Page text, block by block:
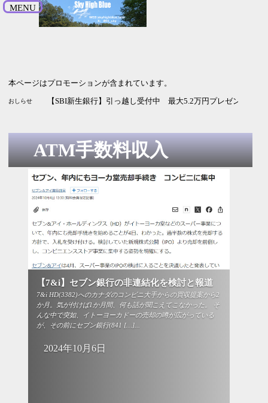
MENU
本ページはプロモーションが含まれています。
おしらせ 【SBI新生銀行】引っ越し受付中 最大5.2万円プレゼント 9
ATM手数料収入
【7&i】セブン銀行の非連結化を検討と報道
7&i HD(3382)へのカナダのコンビニ大手からの買収提案から2
か月。気が付けば1か月間、何も話が聞こえてこなかった。 そ
んな中で突如、イトーヨーカドーの売却の噂が広がっている
が、その前にセブン銀行(841 […]...
2024年10月6日